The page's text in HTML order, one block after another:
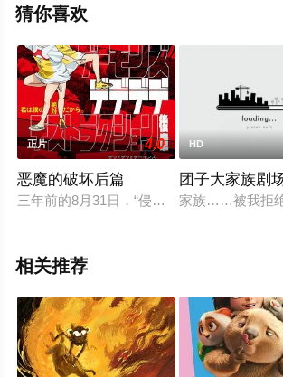
多剧情信息可移步至豆瓣电影、电视猫或
猜你喜欢
正片 4.0
恶魔的破坏后篇
三年前的8月31日，“侵略者”巨大的母舰突
HD
团子大家族剧
家族……被我拒
相关推荐